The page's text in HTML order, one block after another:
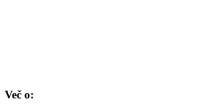
Več o: